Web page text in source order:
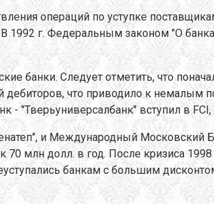
операций по уступке
г. Федеральным законом "О
банки. Следует отметить, что
дебиторов, что приводило к
- "Тверьуниверсалбанк" вступил в
и Международный
млн долл. в год. После кризиса
банкам с большим